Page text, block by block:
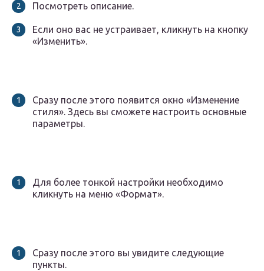
Посмотреть описание.
Если оно вас не устраивает, кликнуть на кнопку
«Изменить».
Сразу после этого появится окно «Изменение
стиля». Здесь вы сможете настроить основные
параметры.
Для более тонкой настройки необходимо
кликнуть на меню «Формат».
Сразу после этого вы увидите следующие
пункты.